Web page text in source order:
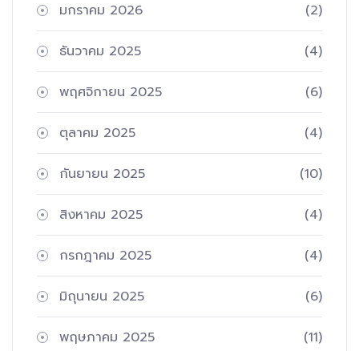
มกราคม 2026 (2)
ธันวาคม 2025 (4)
พฤศจิกายน 2025 (6)
ตุลาคม 2025 (4)
กันยายน 2025 (10)
สิงหาคม 2025 (4)
กรกฎาคม 2025 (4)
มิถุนายน 2025 (6)
พฤษภาคม 2025 (11)